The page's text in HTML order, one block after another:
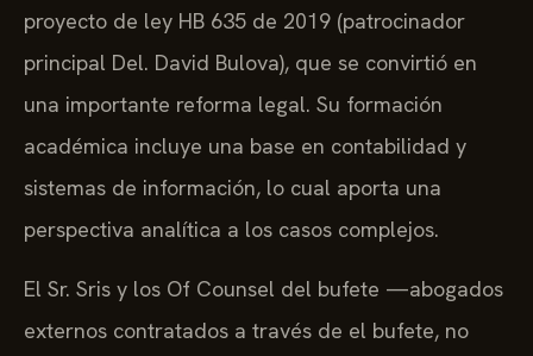
proyecto de ley HB 635 de 2019 (patrocinador
principal Del. David Bulova), que se convirtió en
una importante reforma legal. Su formación
académica incluye una base en contabilidad y
sistemas de información, lo cual aporta una
perspectiva analítica a los casos complejos.
El Sr. Sris y los Of Counsel del bufete —abogados
externos contratados a través de el bufete, no